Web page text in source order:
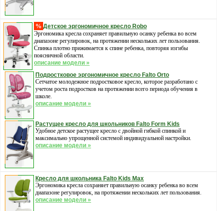
% Детское эргономичное кресло Robo
Эргономика кресла сохраняет правильную осанку ребенка во всем
диапазоне регулировок, на протяжении нескольких лет пользования.
Спинка плотно прижимается к спине ребенка, повторяя изгибы
поясничной области.
описание модели »
Подростковое эргономичное кресло Falto Orto
Cетчатое молодежное подростковое кресло, которое разработано с
учетом роста подростков на протяжении всего периода обучения в
школе.
описание модели »
Растущее кресло для школьников Falto Form Kids
Удобное детское растущее кресло с двойной гибкой спинкой и
максимально упрощенной системой индивидуальной настройки.
описание модели »
Кресло для школьника Falto Kids Max
Эргономика кресла сохраняет правильную осанку ребенка во всем
диапазоне регулировок, на протяжении нескольких лет пользования.
описание модели »